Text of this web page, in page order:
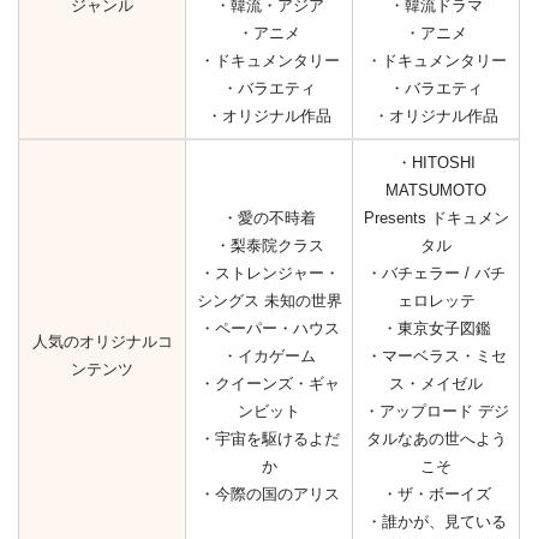
ジャンル
・韓流・アジア
・アニメ
・ドキュメンタリー
・バラエティ
・オリジナル作品
・韓流ドラマ
・アニメ
・ドキュメンタリー
・バラエティ
・オリジナル作品
人気のオリジナルコ
ンテンツ
・愛の不時着
・梨泰院クラス
・ストレンジャー・
シングス 未知の世界
・ペーパー・ハウス
・イカゲーム
・クイーンズ・ギャ
ンビット
・宇宙を駆けるよだ
か
・今際の国のアリス
・HITOSHI
MATSUMOTO
Presents ドキュメン
タル
・バチェラー / バチ
ェロレッテ
・東京女子図鑑
・マーベラス・ミセ
ス・メイゼル
・アップロード デジ
タルなあの世へよう
こそ
・ザ・ボーイズ
・誰かが、見ている